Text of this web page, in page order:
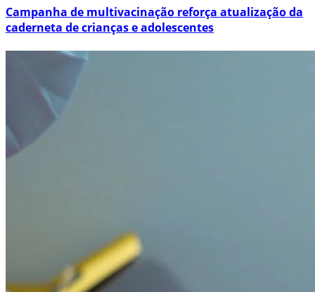
Campanha de multivacinação reforça atualização da
caderneta de crianças e adolescentes